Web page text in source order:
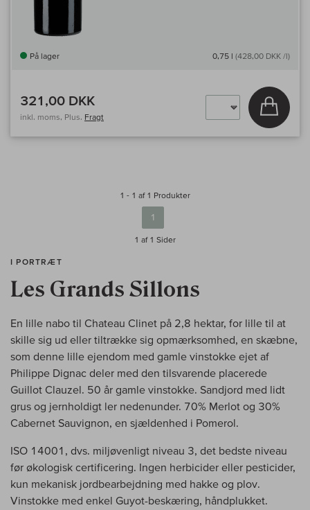
På lager 0,75 l (428,00 DKK /l)
321,00 DKK
inkl. moms, Plus. Fragt
Læg i
1 - 1 af 1 Produkter
1
1 af 1 Sider
I PORTRÆT
Les Grands Sillons
En lille nabo til Chateau Clinet på 2,8 hektar, for lille til at
skille sig ud eller tiltrække sig opmærksomhed, en skæbne,
som denne lille ejendom med gamle vinstokke ejet af
Philippe Dignac deler med den tilsvarende placerede
Guillot Clauzel. 50 år gamle vinstokke. Sandjord med lidt
grus og jernholdigt ler nedenunder. 70% Merlot og 30%
Cabernet Sauvignon, en sjældenhed i Pomerol.
ISO 14001, dvs. miljøvenligt niveau 3, det bedste niveau
før økologisk certificering. Ingen herbicider eller pesticider,
kun mekanisk jordbearbejdning med hakke og plov.
Vinstokke med enkel Guyot-beskæring, håndplukket.